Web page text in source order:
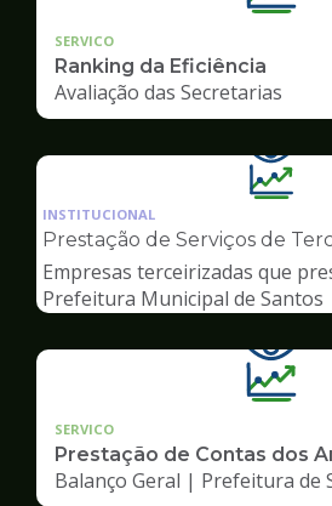
SERVICO
Ranking da Eficiência
Avaliação das Secretarias
da
pagina
INSTITUCIONAL
Prestação de Serviços de
Empresas terceirizadas que
Prefeitura Municipal de Santos
SERVICO
Prestação de Contas dos
Balanço Geral | Prefeitura de